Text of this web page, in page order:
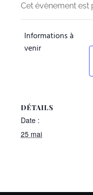
Cet évènement est
Informations à
venir
DÉTAILS
Date :
25 mai